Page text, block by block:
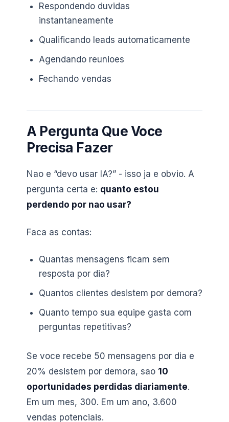
Respondendo duvidas
instantaneamente
Qualificando leads automaticamente
Agendando reunioes
Fechando vendas
A Pergunta Que Voce
Precisa Fazer
Nao e “devo usar IA?” - isso ja e obvio. A
pergunta certa e: quanto estou
perdendo por nao usar?
Faca as contas:
Quantas mensagens ficam sem
resposta por dia?
Quantos clientes desistem por demora?
Quanto tempo sua equipe gasta com
perguntas repetitivas?
Se voce recebe 50 mensagens por dia e
20% desistem por demora, sao 10
oportunidades perdidas diariamente.
Em um mes, 300. Em um ano, 3.600
vendas potenciais.